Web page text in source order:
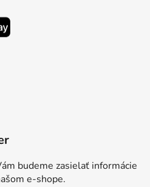
budeme zasielať informácie
e-shope.